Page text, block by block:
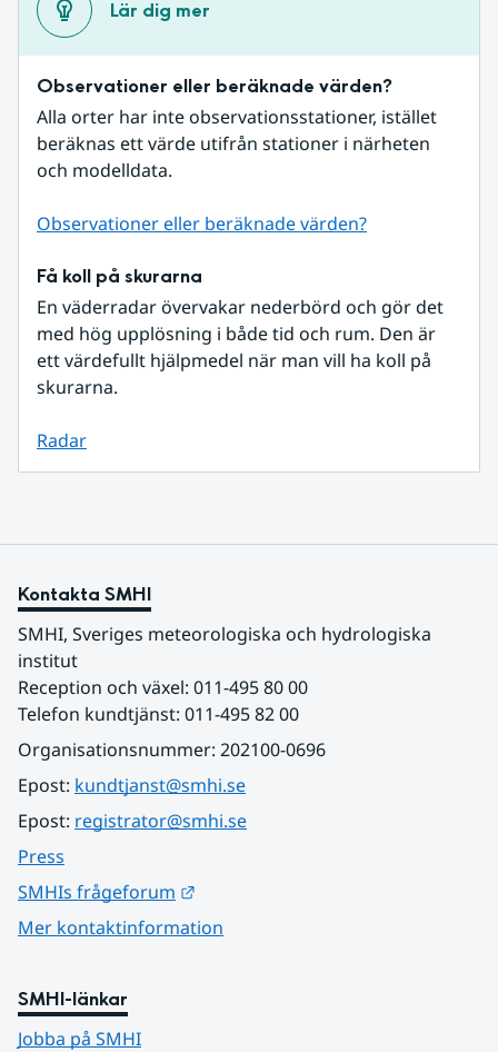
Lär dig mer
Observationer eller beräknade värden?
Alla orter har inte observationsstationer, istället
beräknas ett värde utifrån stationer i närheten
och modelldata.
Observationer eller beräknade värden?
Få koll på skurarna
En väderradar övervakar nederbörd och gör det
med hög upplösning i både tid och rum. Den är
ett värdefullt hjälpmedel när man vill ha koll på
skurarna.
Radar
Kontakta SMHI
SMHI, Sveriges meteorologiska och hydrologiska
institut
Reception och växel: 011-495 80 00
Telefon kundtjänst: 011-495 82 00
Organisationsnummer: 202100-0696
Epost: kundtjanst@smhi.se
Epost: registrator@smhi.se
Press
SMHIs frågeforum
Mer kontaktinformation
SMHI-länkar
Jobba på SMHI